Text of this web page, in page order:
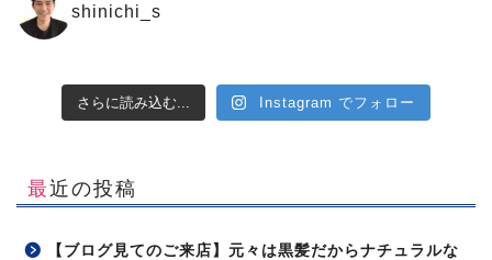
shinichi_s
さらに読み込む... Instagram でフォロー
最近の投稿
【ブログ見てのご来店】元々は黒髪だからナチュラルな